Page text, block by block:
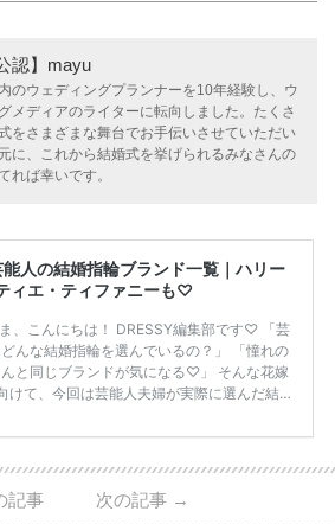
認】mayu
のウェディングプランナーを10年経験し、ウ
メディアのライターに転向しました。たくさ
をさまざまな舞台でお手伝いさせていただい
に、これから結婚式を挙げられるみなさんの
れば幸いです。
人の結婚指輪ブランド一覧｜ハリー
ィエ・ティファニーも♡
、こんにちは！ DRESSY編集部です♡ 「芸
んな結婚指輪を選んでいるの？」 「憧れの
と同じブランドが気になる♡」 そんな花嫁
けて、今回は芸能人夫婦が実際に選んだ結婚
ストンやカルティエ、ティファニーなど世界
気のブランドまで幅広くご紹介。 さらに、
ている芸能人夫婦 ・リングの特徴や魅力 ・
記事 次の記事 →